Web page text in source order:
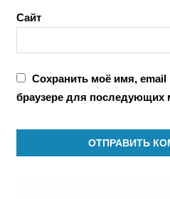
Сайт
Сохранить моё имя, email
браузере для последующих